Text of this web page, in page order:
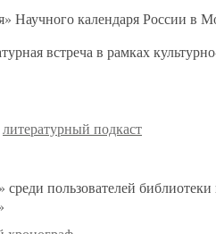
Научного календаря России в
встреча в рамках
литературный подкаст
пользователей